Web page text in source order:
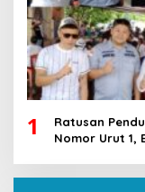
1
Ratusan
Nomor Urut 1,